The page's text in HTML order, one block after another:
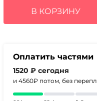
составляла
8670₽.
6080₽.В КОРЗИНУ
Оплатить частями
1520 ₽ сегодня
и 4560₽ потом, без